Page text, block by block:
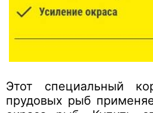
Этот специальный
прудовых рыб